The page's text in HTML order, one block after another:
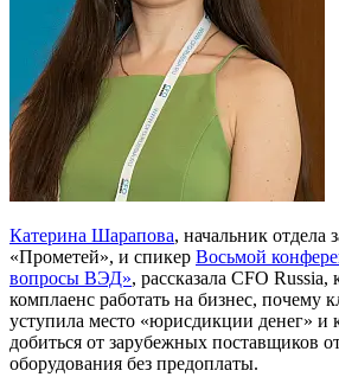
Катерина Шарапова, начальник отдела
«Прометей», и спикер Восьмой
вопросы ВЭД», рассказала CFO Russia,
комплаенс работать на бизнес, почему
уступила место «юрисдикции денег» и
добиться от зарубежных поставщиков
оборудования без предоплаты.